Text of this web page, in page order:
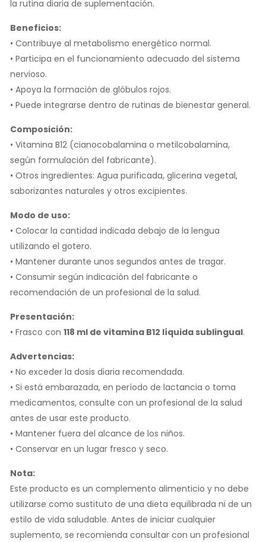
la rutina diaria de suplementación.
Beneficios:
• Contribuye al metabolismo energético normal.
• Participa en el funcionamiento adecuado del sistema
nervioso.
• Apoya la formación de glóbulos rojos.
• Puede integrarse dentro de rutinas de bienestar general.
Composición:
• Vitamina B12 (cianocobalamina o metilcobalamina,
según formulación del fabricante).
• Otros ingredientes: Agua purificada, glicerina vegetal,
saborizantes naturales y otros excipientes.
Modo de uso:
• Colocar la cantidad indicada debajo de la lengua
utilizando el gotero.
• Mantener durante unos segundos antes de tragar.
• Consumir según indicación del fabricante o
recomendación de un profesional de la salud.
Presentación:
• Frasco con 118 ml de vitamina B12 líquida sublingual.
Advertencias:
• No exceder la dosis diaria recomendada.
• Si está embarazada, en período de lactancia o toma
medicamentos, consulte con un profesional de la salud
antes de usar este producto.
• Mantener fuera del alcance de los niños.
• Conservar en un lugar fresco y seco.
Nota:
Este producto es un complemento alimenticio y no debe
utilizarse como sustituto de una dieta equilibrada ni de un
estilo de vida saludable. Antes de iniciar cualquier
suplemento, se recomienda consultar con un profesional